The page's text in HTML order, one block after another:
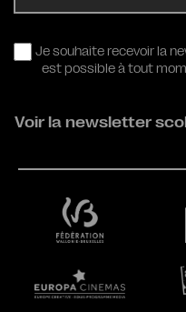
Je souhaite recevoir la
est possible à tout
Voir la newsletter